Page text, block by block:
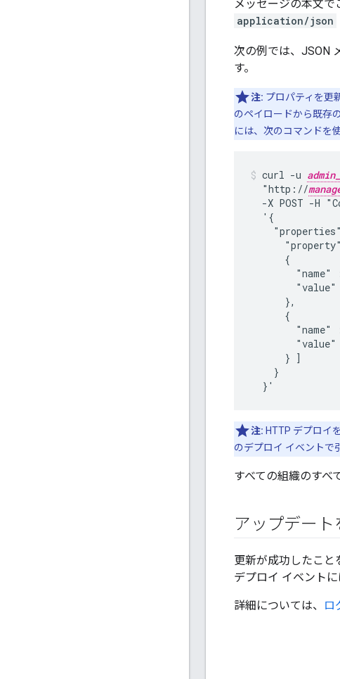
メッセージの本文で
application/json
次の例では、JSON
す。
注: プロパティを更
のペイロードから既存
には、次のコマンドを
curl -u
  "http://
-X POST -H
  '{
      {
"name"
"value"
      },
      {
"name"
"value"
      } ]
    }
  }'
注: HTTP デプロイ
のデプロイ イベントで
すべての組織のすべ
アップデート
更新が成功したこ
デプロイ イベントに
詳細については、 ロ